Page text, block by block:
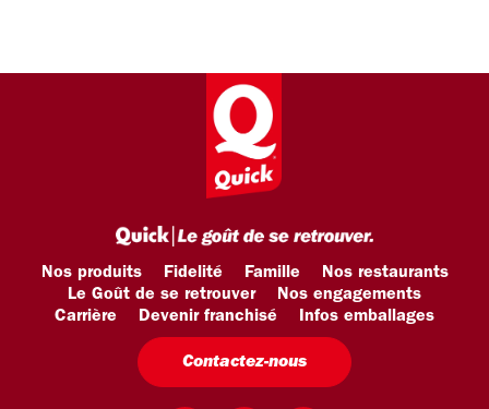
Nos produits Fidelité Famille
Nos restaurants
Le Goût de se retrouver
Nos engagements
Carrière
Devenir franchisé Infos emballages
Contactez-nous